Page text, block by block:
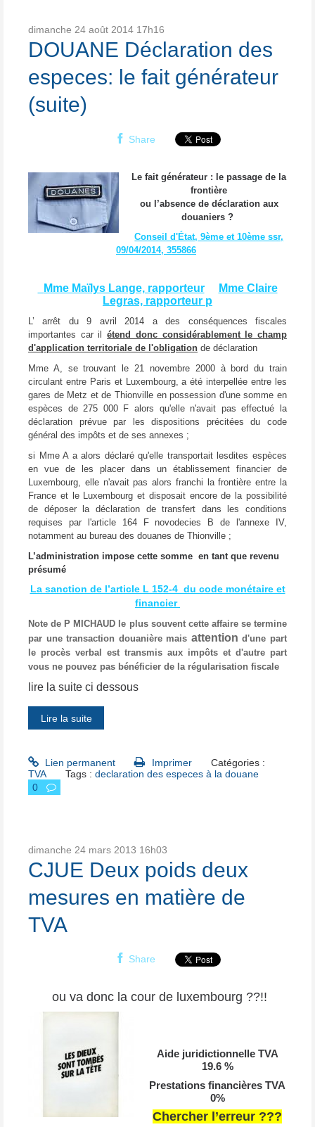
dimanche 24 août 2014 17h16
DOUANE Déclaration des
especes: le fait générateur
(suite)
Share
Le fait générateur : le passage de la
frontière
ou l’absence de déclaration aux
douaniers ?
Conseil d'État, 9ème et 10ème ssr,
09/04/2014, 355866
Mme Maïlys Lange, rapporteur
Mme Claire
Legras, rapporteur p
L’ arrêt du 9 avril 2014 a des conséquences fiscales
importantes car ilétend donc considérablement le champ
d'application territoriale de l'obligation de déclaration
Mme A, se trouvant le 21 novembre 2000 à bord du train
circulant entre Paris et Luxembourg, a été interpellée entre les
gares de Metz et de Thionville en possession d'une somme en
espèces de 275 000 F alors qu'elle n'avait pas effectué la
déclaration prévue par les dispositions précitées du code
général des impôts et de ses annexes ;
si Mme A a alors déclaré qu'elle transportait lesdites espèces
en vue de les placer dans un établissement financier de
Luxembourg, elle n'avait pas alors franchi la frontière entre la
France et le Luxembourg et disposait encore de la possibilité
de déposer la déclaration de transfert dans les conditions
requises par l'article 164 F novodecies B de l'annexe IV,
notamment au bureau des douanes de Thionville ;
L’administration impose cette somme en tant que revenu
présumé
La sanction de l’article L 152-4 du code monétaire et
financier
Note de P MICHAUD le plus souvent cette affaire se termine
par une transaction douanière mais attention d'une part
le procès verbal est transmis aux impôts et d'autre part
vous ne pouvez pas bénéficier de la régularisation fiscale
lire la suite ci dessous
Lire la suite
Lien permanent Imprimer
Catégories :
TVA
Tags :declaration des especes à la douane
0
dimanche 24 mars 2013 16h03
CJUE Deux poids deux
mesures en matière de
TVA
Share
ou va donc la cour de luxembourg ??!!
Aide juridictionnelle TVA
19.6 %
Prestations financières TVA
0%
Chercher l’erreur ???